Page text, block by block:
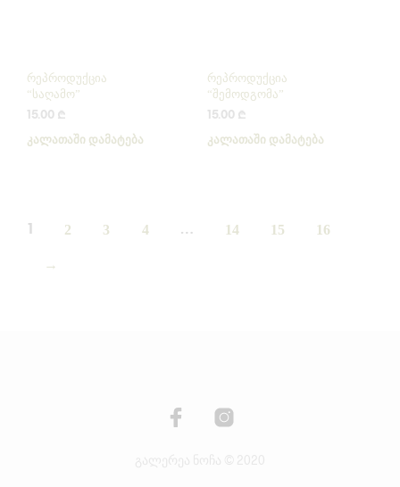
რეპროდუქცია
“საღამო”
15.00 ₾
ᲙᲐᲚᲐᲗᲐᲨᲘ ᲓᲐᲛᲐᲢᲔᲑᲐ
რეპროდუქცია
“შემოდგომა”
15.00 ₾
ᲙᲐᲚᲐᲗᲐᲨᲘ ᲓᲐᲛᲐᲢᲔᲑᲐ
1 2 3 4 … 14 15 16
→